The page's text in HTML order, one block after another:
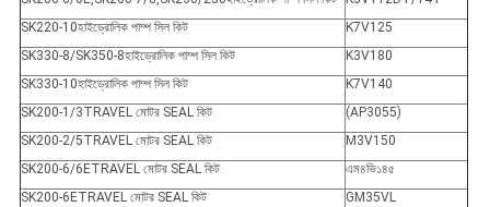
SK220-10হাইড্রোলিক পাম্প সিল কিট
K7V125
SK330-8/SK350-8হাইড্রোলিক পাম্প সিল কিট
K3V180
SK330-10হাইড্রোলিক পাম্প সিল কিট
K7V140
SK200-1/3TRAVEL মোটর SEAL কিট
(AP3055)
SK200-2/5TRAVEL মোটর SEAL কিট
M3V150
SK200-6/6ETRAVEL মোটর SEAL কিট
এম৪ভি১৪৫
SK200-6ETRAVEL মোটর SEAL কিট
GM35VL